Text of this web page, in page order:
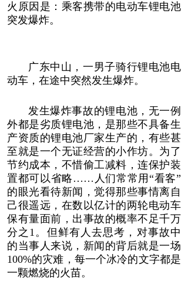
火原因是：乘客携带的电动车锂电池
突发爆炸。
广东中山，一男子骑行锂电池电
动车，在途中突然发生爆炸。
发生爆炸事故的锂电池，无一例
外都是劣质锂电池，是那些不具备生
产资质的锂电池厂家生产的，有些甚
至就是一个无证经营的小作坊。为了
节约成本，不惜偷工减料，连保护装
置都可以省略……人们常常用“看客”
的眼光看待新闻，觉得那些事情离自
己很遥远，在数以亿计的两轮电动车
保有量面前，出事故的概率不足千万
分之1。但鲜有人去思考，对事故中
的当事人来说，新闻的背后就是一场
100%的灾难，每一个冰冷的文字都是
一颗燃烧的火苗。